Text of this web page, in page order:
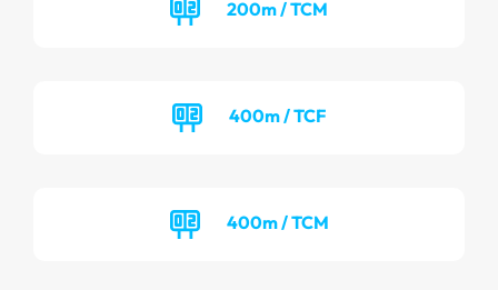
200m / TCM
400m / TCF
400m / TCM